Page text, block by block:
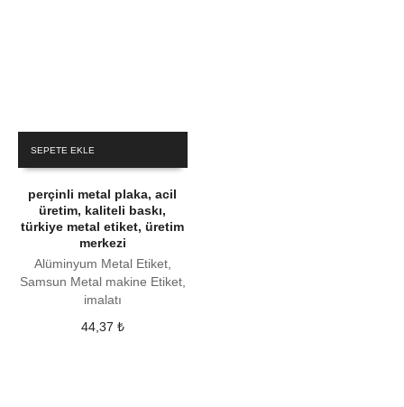
SEPETE EKLE
perçinli metal plaka, acil
üretim, kaliteli baskı,
türkiye metal etiket, üretim
merkezi
Alüminyum Metal Etiket,
Samsun Metal makine Etiket,
imalatı
44,37 ₺